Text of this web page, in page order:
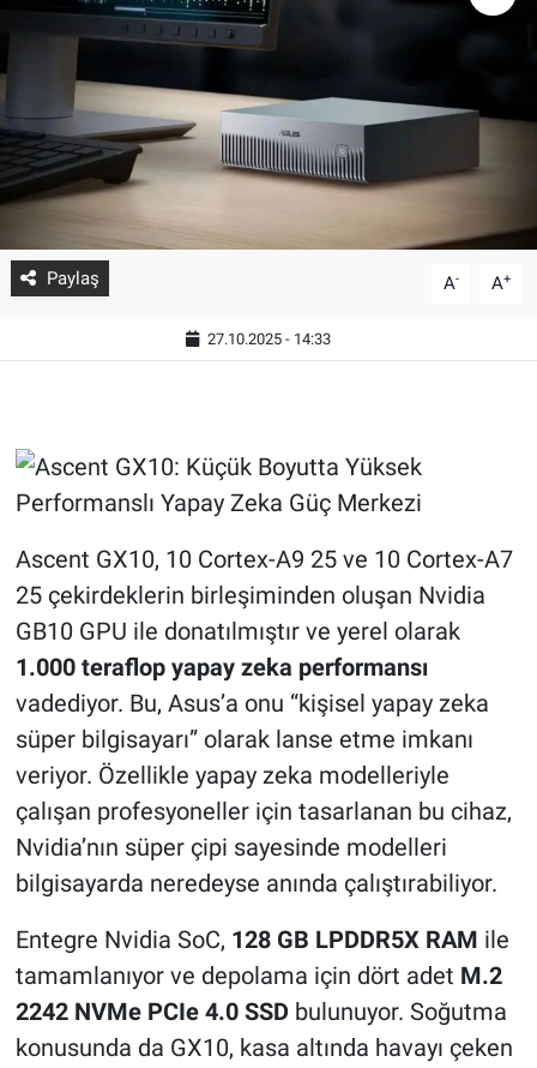
Paylaş A- A+
27.10.2025 - 14:33
Ascent GX10, 10 Cortex-A9 25 ve 10 Cortex-A7
25 çekirdeklerin birleşiminden oluşan Nvidia
GB10 GPU ile donatılmıştır ve yerel olarak
1.000 teraflop yapay zeka performansı
vadediyor. Bu, Asus’a onu “kişisel yapay zeka
süper bilgisayarı” olarak lanse etme imkanı
veriyor. Özellikle yapay zeka modelleriyle
çalışan profesyoneller için tasarlanan bu cihaz,
Nvidia’nın süper çipi sayesinde modelleri
bilgisayarda neredeyse anında çalıştırabiliyor.
Entegre Nvidia SoC, 128 GB LPDDR5X RAM ile
tamamlanıyor ve depolama için dört adet M.2
2242 NVMe PCIe 4.0 SSDbulunuyor. Soğutma
konusunda da GX10, kasa altında havayı çeken